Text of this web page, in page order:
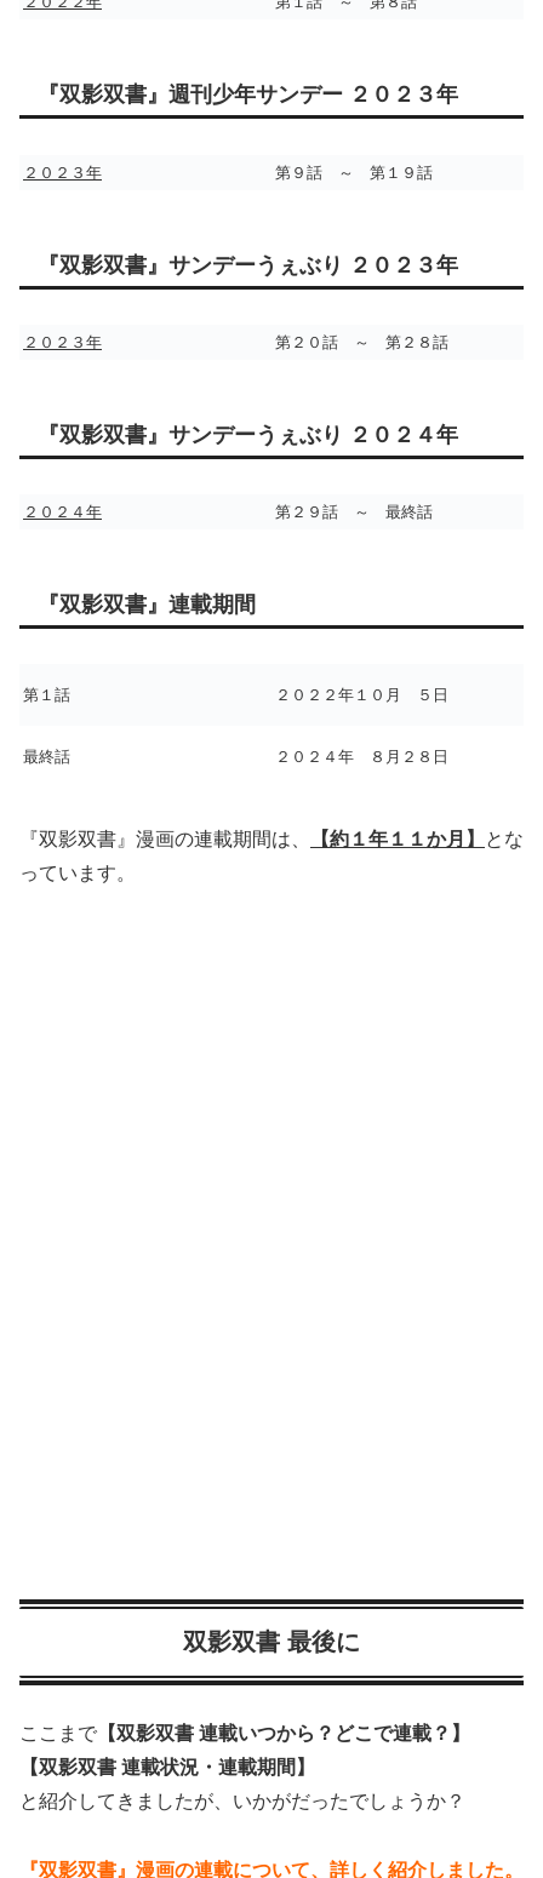
『双影双書』週刊少年サンデー ２０２３年
２０２３年 第９話 ～ 第１９話
『双影双書』サンデーうぇぶり ２０２３年
２０２３年 第２０話 ～ 第２８話
『双影双書』サンデーうぇぶり ２０２４年
２０２４年 第２９話 ～ 最終話
『双影双書』連載期間
第１話 ２０２２年１０月 ５日
最終話 ２０２４年 ８月２８日
『双影双書』漫画の連載期間は、 【約１年１１か月】
とな
っています。
双影双書 最後に
ここまで 【双影双書 連載いつから？どこで連載？】
【双影双書 連載状況・連載期間】
と紹介してきましたが、いかがだったでしょうか？
『双影双書』漫画の連載について、詳しく紹介しました。